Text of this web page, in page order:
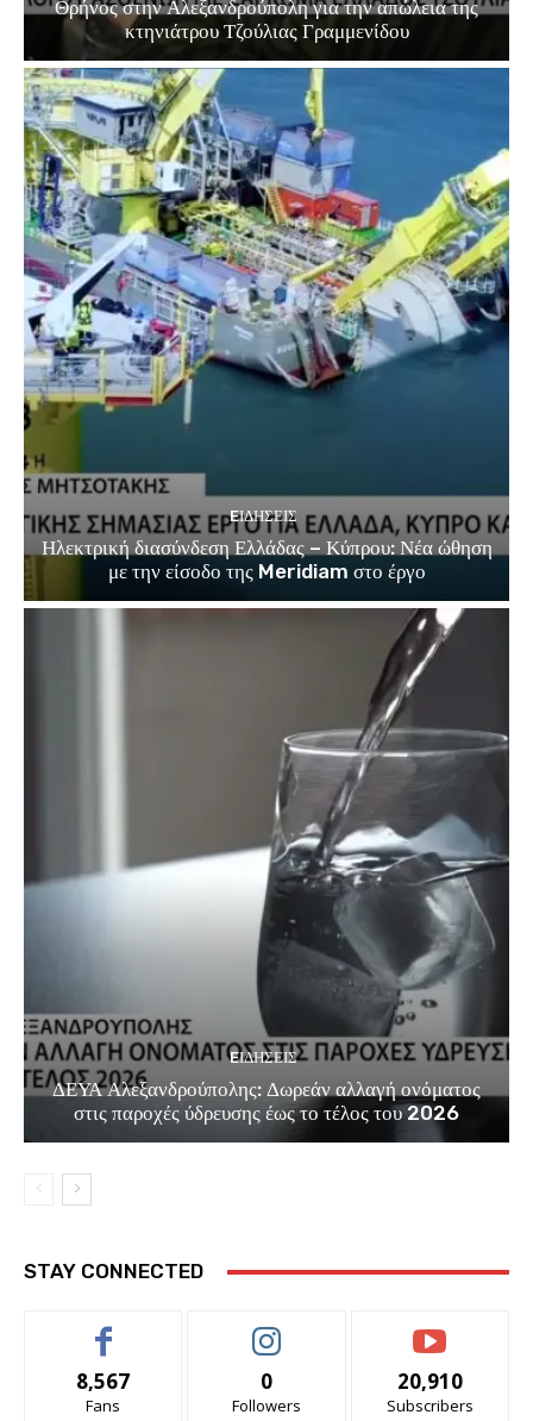
Θρήνος στην Αλεξανδρούπολη για την απώλεια της
κτηνιάτρου Τζούλιας Γραμμενίδου
EΙΔΗΣΕΙΣ
Ηλεκτρική διασύνδεση Ελλάδας – Κύπρου: Νέα ώθηση
με την είσοδο της Meridiam στο έργο
EΙΔΗΣΕΙΣ
ΔΕΥΑ Αλεξανδρούπολης: Δωρεάν αλλαγή ονόματος
στις παροχές ύδρευσης έως το τέλος του 2026
STAY CONNECTED
8,567
Fans
0
Followers
20,910
Subscribers